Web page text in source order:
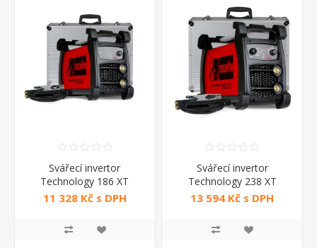
Svářecí invertor
Technology 186 XT
MPGE Telwin
11 328 Kč s DPH
Svářecí invertor
Technology 238 XT
CE/MPGE Telwin
13 594 Kč s DPH